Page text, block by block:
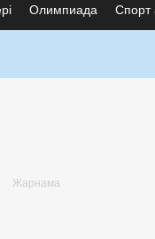
Олимпиада Спорт